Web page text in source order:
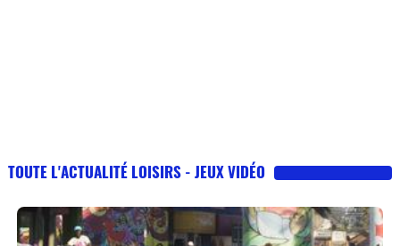
TOUTE L'ACTUALITÉ LOISIRS - JEUX VIDÉO